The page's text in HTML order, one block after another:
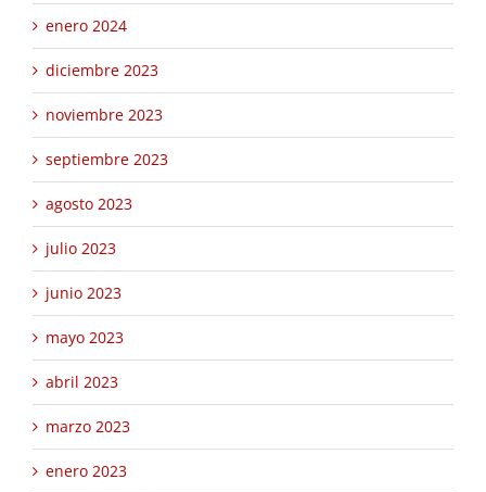
enero 2024
diciembre 2023
noviembre 2023
septiembre 2023
agosto 2023
julio 2023
junio 2023
mayo 2023
abril 2023
marzo 2023
enero 2023